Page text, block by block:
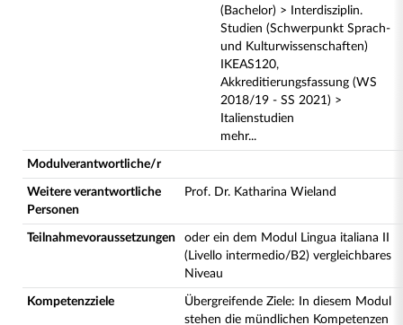
(Bachelor) > Interdisziplin.
Studien (Schwerpunkt Sprach-
und Kulturwissenschaften)
IKEAS120,
Akkreditierungsfassung (WS
2018/19 - SS 2021) >
Italienstudien
mehr...
Modulverantwortliche/r
Weitere verantwortliche
Personen
Prof. Dr. Katharina Wieland
Teilnahmevoraussetzungen
oder ein dem Modul Lingua italiana II
(Livello intermedio/B2) vergleichbares
Niveau
Kompetenzziele
Übergreifende Ziele: In diesem Modul
stehen die mündlichen Kompetenzen